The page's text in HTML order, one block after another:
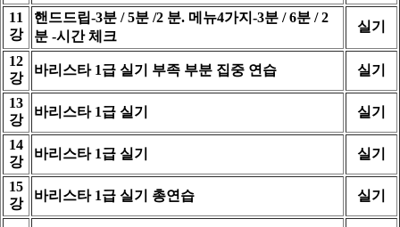
11
강
핸드드립-3분 / 5분 /2 분. 메뉴4가지-3분 / 6분 / 2
분 -시간 체크
실기
12
강
바리스타 1급 실기 부족 부분 집중 연습 실기
13
강
바리스타 1급 실기 실기
14
강
바리스타 1급 실기 실기
15
강
바리스타 1급 실기 총연습 실기